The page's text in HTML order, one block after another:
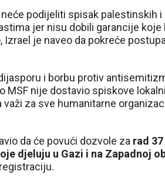
podijeliti spisak palestinskih
jer nisu dobili garancije
Izrael je naveo da pokreće
i borbu protiv
MSF nije dostavio spiskove
važi za sve humanitarne
da će povući dozvole za rad
djeluju u Gazi i na Zapadnoj